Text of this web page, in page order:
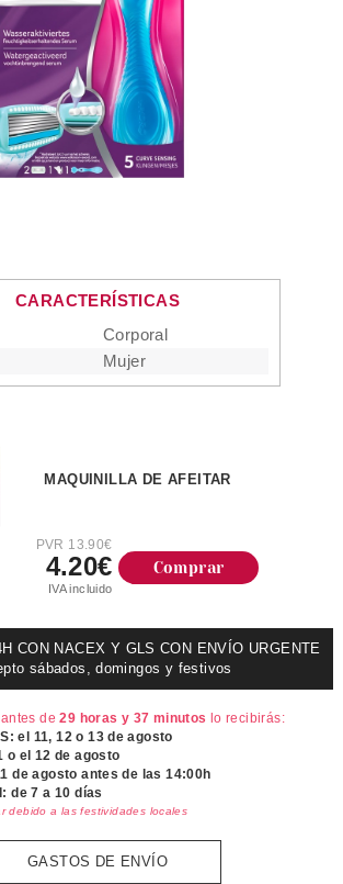
CARACTERÍSTICAS
Corporal
Mujer
MAQUINILLA DE AFEITAR
PVR 13.90€
4.20€
IVA incluido
Comprar
CON NACEX Y GLS CON ENVÍO URGENTE
sábados, domingos y festivos
de29 horas y 37 minutos lo recibirás:
el 11, 12 o 13 de agosto
o el 12 de agosto
de agosto antes de las 14:00h
de 7 a 10 días
debido a las festividades locales
GASTOS DE ENVÍO